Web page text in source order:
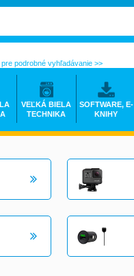
pre podrobné vyhľadávanie >>
VEĽKÁ BIELA
TECHNIKA
SOFTWARE, E-
KNIHY